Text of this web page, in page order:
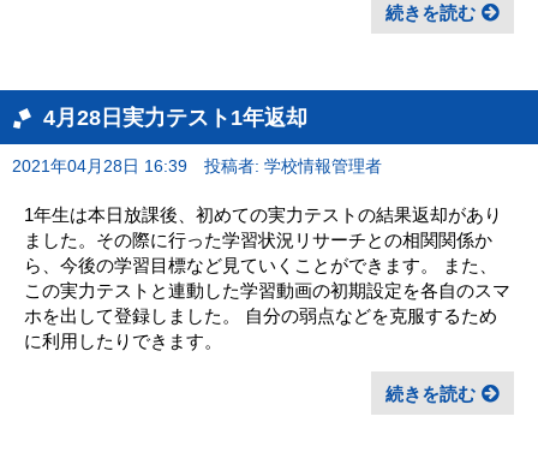
続きを読む
4月28日実力テスト1年返却
2021年04月28日 16:39 投稿者: 学校情報管理者
1年生は本日放課後、初めての実力テストの結果返却があり
ました。その際に行った学習状況リサーチとの相関関係か
ら、今後の学習目標など見ていくことができます。 また、
この実力テストと連動した学習動画の初期設定を各自のスマ
ホを出して登録しました。 自分の弱点などを克服するため
に利用したりできます。
続きを読む